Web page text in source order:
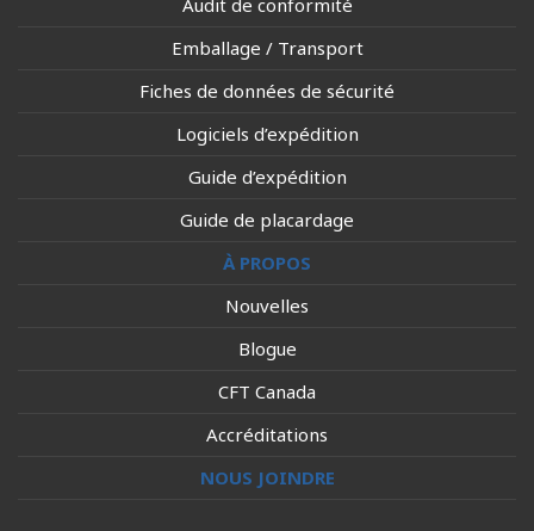
Audit de conformité
Emballage / Transport
Fiches de données de sécurité
Logiciels d’expédition
Guide d’expédition
Guide de placardage
À PROPOS
Nouvelles
Blogue
CFT Canada
Accréditations
NOUS JOINDRE